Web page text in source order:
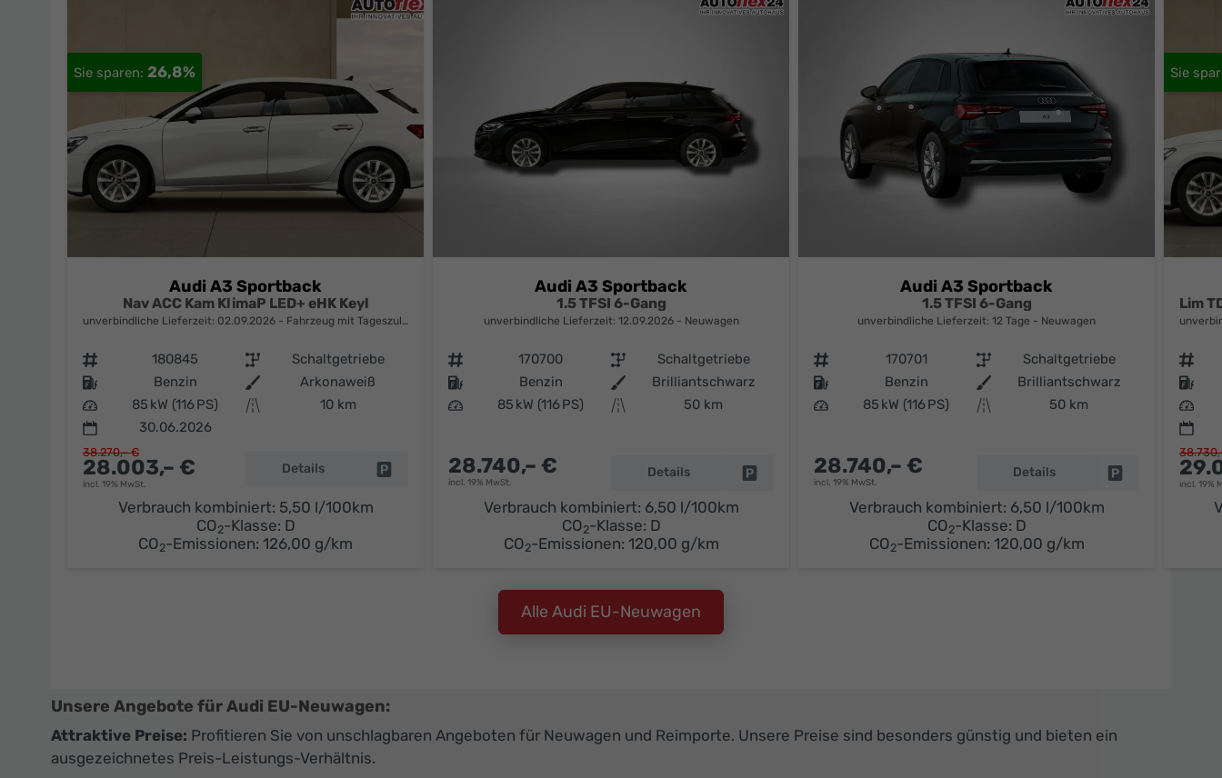
26,8%
Audi A3 Sportback
Nav ACC Kam KlimaP LED+ eHK Keyl
unverbindliche Lieferzeit: 02.09.2026 Fahrzeug mit Tageszulassung
Fahrzeugnr. 180845 Getriebe
Schaltgetriebe
Kraftstoff
Benzin Außenfarbe
Arkonaweiß
Leistung
85 kW (116 PS) Kilometerstand
10 km
30.06.2026
28.003,– €
incl. 19% MwSt.
38.270,– €
Details Fahrzeug parken
Verbrauch kombiniert: 5,50 l/100km
CO2-Klasse: D
CO2-Emissionen: 126,00 g/km
Audi A3 Sportback
1.5 TFSI 6-Gang
unverbindliche Lieferzeit: 12.09.2026 Neuwagen
Fahrzeugnr. 170700 Getriebe
Schaltgetriebe
Kraftstoff
Benzin Außenfarbe
Brilliantschwarz
Leistung
85 kW (116 PS) Kilometerstand 50 km
28.740,– €
incl. 19% MwSt.
Details Fahrzeug parken
Verbrauch kombiniert: 6,50 l/100km
CO2-Klasse: D
CO2-Emissionen: 120,00 g/km
Audi A3 Sportback
1.5 TFSI 6-Gang
unverbindliche Lieferzeit: 12 Tage Neuwagen
Fahrzeugnr. 170701 Getriebe
Schaltgetriebe
Kraftstoff
Benzin Außenfarbe
Brilliantschwarz
Leistung
85 kW (116 PS) Kilometerstand 50 km
28.740,– €
incl. 19% MwSt.
Details Fahrzeug parken
Verbrauch kombiniert: 6,50 l/100km
CO2-Klasse: D
CO2-Emissionen: 120,00 g/km
Fahrzeugnr.
Kraftstoff
Leistung
incl. 19%
Alle Audi EU-Neuwagen
Unsere Angebote für Audi EU-Neuwagen:
Attraktive Preise: Profitieren Sie von unschlagbaren Angeboten für Neuwagen und Reimporte. Unsere Preise sind besonders günstig und bieten ein
ausgezeichnetes Preis-Leistungs-Verhältnis.